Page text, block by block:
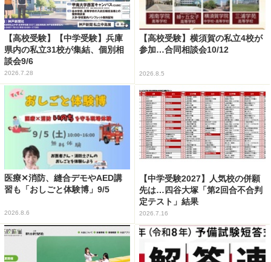
【高校受験】【中学受験】兵庫
県内の私立31校が集結、個別相
談会9/6
2026.7.28
【高校受験】横須賀の私立4校が
参加…合同相談会10/12
2026.8.5
医療✕消防、縫合デモやAED講
習も「おしごと体験博」9/5
2026.8.6
【中学受験2027】人気校の併願
先は…四谷大塚「第2回合不合判
定テスト」結果
2026.7.16